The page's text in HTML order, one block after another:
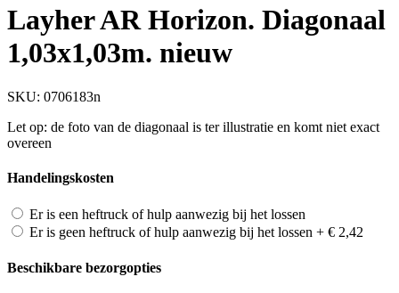
Layher AR Horizon. Diagonaal
1,03x1,03m. nieuw
SKU: 0706183n
Let op: de foto van de diagonaal is ter illustratie en komt niet exact
overeen
Handelingskosten
Er is een heftruck of hulp aanwezig bij het lossen
Er is geen heftruck of hulp aanwezig bij het lossen + € 2,42
Beschikbare bezorgopties